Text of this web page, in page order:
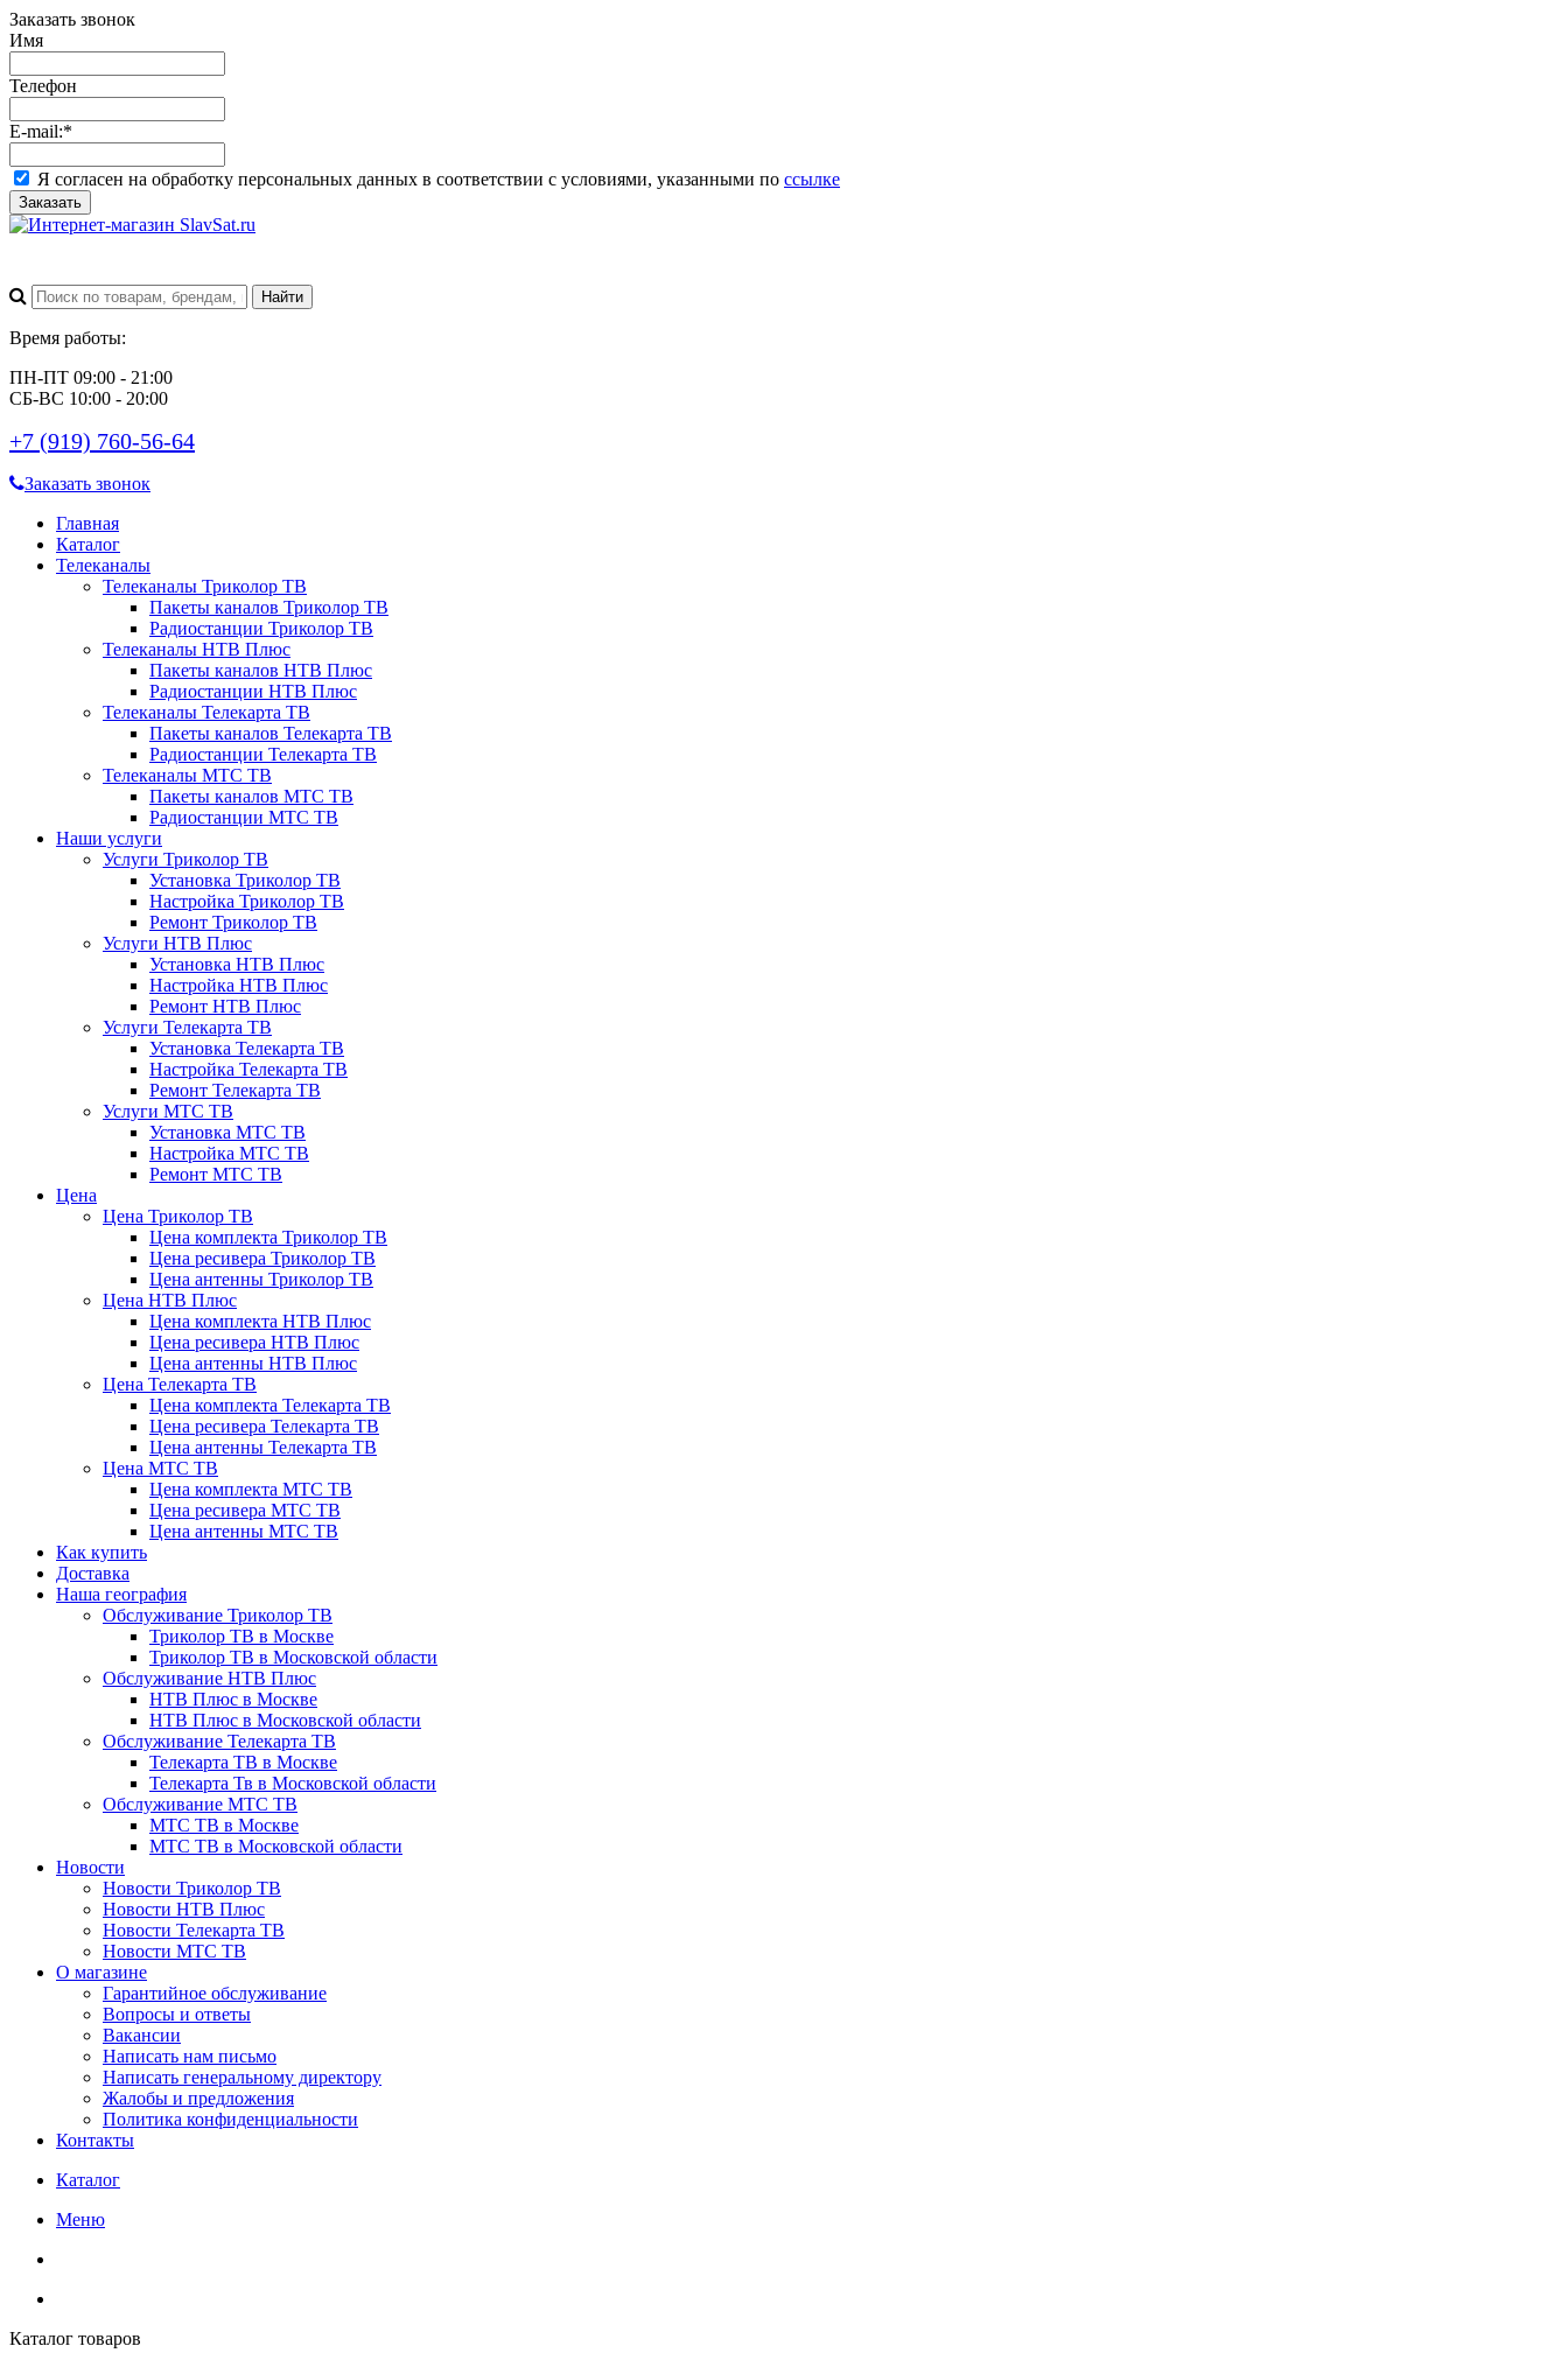
Заказать звонок
Имя
Телефон
E-mail:*
Я согласен на обработку персональных данных в соответствии с условиями, указанными по ссылке
Заказать
Время работы:
ПН-ПТ 09:00 - 21:00
СБ-ВС 10:00 - 20:00
+7 (919) 760-56-64
Заказать звонок
Главная
Каталог
Телеканалы
Телеканалы Триколор ТВ
Пакеты каналов Триколор ТВ
Радиостанции Триколор ТВ
Телеканалы НТВ Плюс
Пакеты каналов НТВ Плюс
Радиостанции НТВ Плюс
Телеканалы Телекарта ТВ
Пакеты каналов Телекарта ТВ
Радиостанции Телекарта ТВ
Телеканалы МТС ТВ
Пакеты каналов МТС ТВ
Радиостанции МТС ТВ
Наши услуги
Услуги Триколор ТВ
Установка Триколор ТВ
Настройка Триколор ТВ
Ремонт Триколор ТВ
Услуги НТВ Плюс
Установка НТВ Плюс
Настройка НТВ Плюс
Ремонт НТВ Плюс
Услуги Телекарта ТВ
Установка Телекарта ТВ
Настройка Телекарта ТВ
Ремонт Телекарта ТВ
Услуги МТС ТВ
Установка МТС ТВ
Настройка МТС ТВ
Ремонт МТС ТВ
Цена
Цена Триколор ТВ
Цена комплекта Триколор ТВ
Цена ресивера Триколор ТВ
Цена антенны Триколор ТВ
Цена НТВ Плюс
Цена комплекта НТВ Плюс
Цена ресивера НТВ Плюс
Цена антенны НТВ Плюс
Цена Телекарта ТВ
Цена комплекта Телекарта ТВ
Цена ресивера Телекарта ТВ
Цена антенны Телекарта ТВ
Цена МТС ТВ
Цена комплекта МТС ТВ
Цена ресивера МТС ТВ
Цена антенны МТС ТВ
Как купить
Доставка
Наша география
Обслуживание Триколор ТВ
Триколор ТВ в Москве
Триколор ТВ в Московской области
Обслуживание НТВ Плюс
НТВ Плюс в Москве
НТВ Плюс в Московской области
Обслуживание Телекарта ТВ
Телекарта ТВ в Москве
Телекарта Тв в Московской области
Обслуживание МТС ТВ
МТС ТВ в Москве
МТС ТВ в Московской области
Новости
Новости Триколор ТВ
Новости НТВ Плюс
Новости Телекарта ТВ
Новости МТС ТВ
О магазине
Гарантийное обслуживание
Вопросы и ответы
Вакансии
Написать нам письмо
Написать генеральному директору
Жалобы и предложения
Политика конфиденциальности
Контакты
Каталог
Меню
Каталог товаров